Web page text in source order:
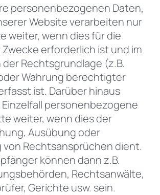
personenbezogenen Daten,
Website verarbeiten nur
weiter, wenn dies für die
erforderlich ist und im
der Rechtsgrundlage (z.B.
Wahrung berechtigter
ist. Darüber hinaus
personenbezogene
weiter, wenn dies der
Ausübung oder
Rechtsansprüchen dient.
können dann z.B.
Rechtsanwälte,
Gerichte usw. sein.